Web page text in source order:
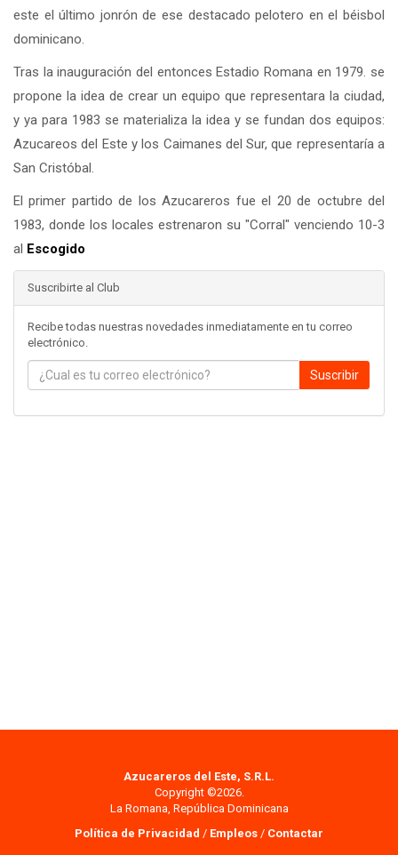
este el último jonrón de ese destacado pelotero en el béisbol
dominicano.
Tras la inauguración del entonces Estadio Romana en 1979. se
propone la idea de crear un equipo que representara la ciudad,
y ya para 1983 se materializa la idea y se fundan dos equipos:
Azucareos del Este y los Caimanes del Sur, que representaría a
San Cristóbal.
El primer partido de los Azucareros fue el 20 de octubre del
1983, donde los locales estrenaron su "Corral" venciendo 10-3
al Escogido
Suscribirte al Club
Recibe todas nuestras novedades inmediatamente en tu correo
electrónico.
Suscribir
Azucareros del Este, S.R.L.
Copyright ©2026.
La Romana, República Dominicana
Política de Privacidad / Empleos / Contactar